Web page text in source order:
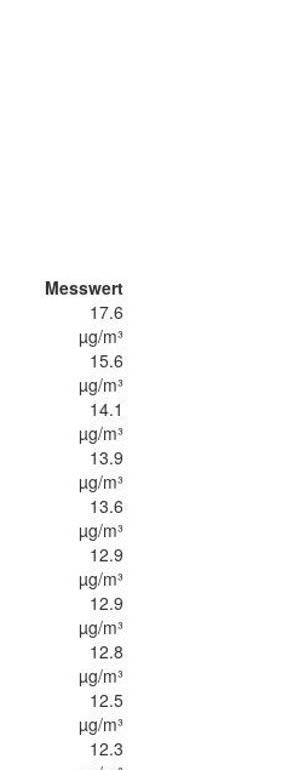
Messwert
17.6
µg/m³
15.6
µg/m³
14.1
µg/m³
13.9
µg/m³
13.6
µg/m³
12.9
µg/m³
12.9
µg/m³
12.8
µg/m³
12.5
µg/m³
12.3